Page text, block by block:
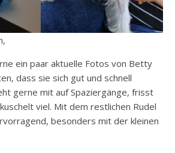
ein paar aktuelle Fotos von Betty
dass sie sich gut und schnell
gerne mit auf Spaziergänge, frisst
viel. Mit dem restlichen Rudel
besonders mit der kleinen